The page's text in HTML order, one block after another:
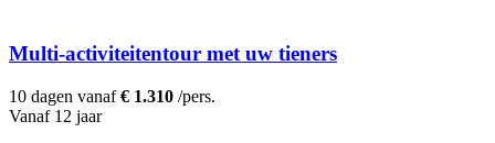
Multi-activiteitentour met uw tieners
10 dagen vanaf€ 1.310 /pers.
Vanaf 12 jaar